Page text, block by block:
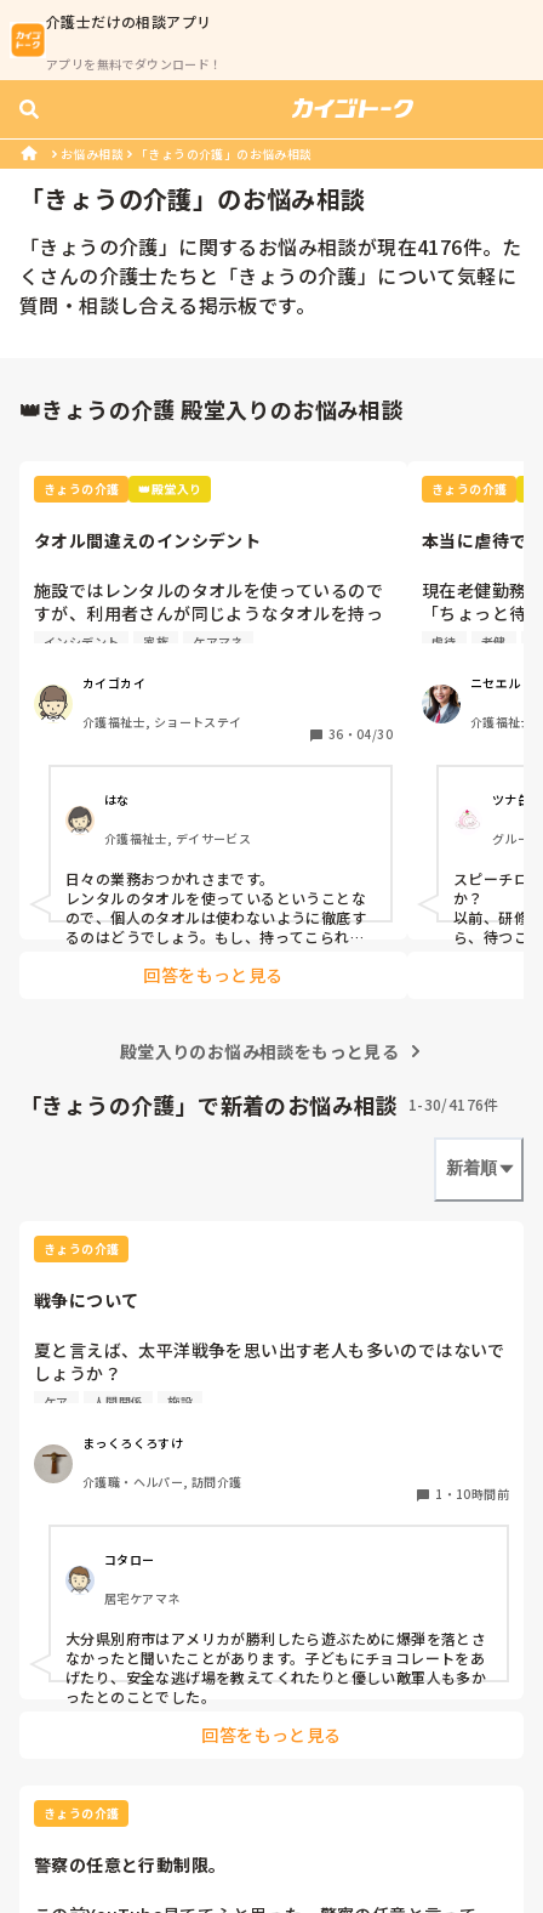
介護士だけの相談アプリ
アプリを無料でダウンロード！
お悩み相談 「きょうの介護」のお悩み相談
「きょうの介護」のお悩み相談
「きょうの介護 」に関するお悩み相談が現在4176件。た
くさんの介護士たちと「きょうの介護 」について気軽に
質問・相談し合える掲示板です。
👑きょうの介護 殿堂入りのお悩み相談
きょうの介護 👑殿堂入り
タオル間違えのインシデント
施設ではレンタルのタオルを使っているので
すが、利用者さんが同じようなタオルを持っ
てきていて、間違えてレンタル業者に出して
本人と家族とケアマネとレンタル業者に謝罪
して、インシデントを書きましたが、対策っ
インシデント 家族 ケアマネ
カイゴカイ
介護福祉士, ショートステイ
36 ・ 04/30
はな
介護福祉士, デイサービス
日々の業務おつかれさまです。
レンタルのタオルを使っているということな
ので、個人のタオルは使わないように徹底す
るのはどうでしょう。もし、持ってこられた
らどうでしょうか。
回答をもっと見る
きょうの介護
本当に虐待で
現在老健勤務
「ちょっと待
さい」って言
いう理由で不
つまり虐待と
そんなに悪い
虐待 老健
ニセエル
介護福祉士,
ツナ缶
グルー
スピーチロ
か？
以前、研修
ら、待つこ
殿堂入りのお悩み相談をもっと見る
「きょうの介護」で新着のお悩み相談 1-30/4176件
新着順
きょうの介護
戦争について
夏と言えば、太平洋戦争を思い出す老人も多いのではないで
しょうか？
皆さんは、職場等の老人から、戦争の話を聴いたことがあり
ケア 人間関係 施設
まっくろくろすけ
介護職・ヘルパー, 訪問介護
1 ・ 10時間前
コタロー
居宅ケアマネ
大分県別府市はアメリカが勝利したら遊ぶために爆弾を落とさ
なかったと聞いたことがあります。子どもにチョコレートをあ
げたり、安全な逃げ場を教えてくれたりと優しい敵軍人も多か
ったとのことでした。
回答をもっと見る
きょうの介護
警察の任意と行動制限。